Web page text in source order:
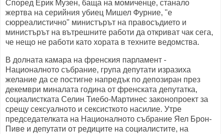
Според Ерик Музен, баща на момиченце, станало
жертва на серийния убиец Мишел Фурние, "е
сюрреалистично" министърът на правосъдието и
министърът на вътрешните работи да откриват чак сега,
че нещо не работи като хората в техните ведомства.
В долната камара на френския парламент -
Националното събрание, група депутати изразиха
желание да се постигне напредък по депозиран през
декември миналата година от френската депутатка,
социалистката Селин Тиебо-Мартинес законопроект за
срещу сексуалното и сексисткото насилие. Утре
председателката на Националното събрание Яел Брон-
Пиве и депутати от редиците на социалистите, на